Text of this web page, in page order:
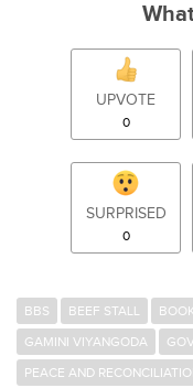
UPVOTE
0
SURPRISED
0
BBS BEEF STALL
GAMINI VIYANGODA
PEACE AND